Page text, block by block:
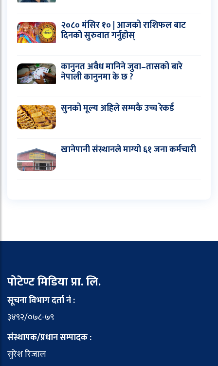
२०८० मंसिर १० | आजको राशिफल बाट
दिनको सुरुवात गर्नुहोस्
कानुनत अवैध मानिने जुवा–तासको बारे
नेपाली कानुनमा के छ ?
सुनको मूल्य अहिले सम्मकै उच्च रेकर्ड
खानेपानी संस्थानले माग्यो ६१ जना कर्मचारी
पोटेण्ट मिडिया प्रा. लि.
सूचना विभाग दर्ता नं :
३४९२/०७८-७९
संस्थापक/प्रधान सम्पादक :
सुरेश रिजाल